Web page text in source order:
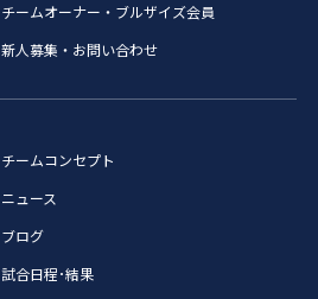
チームオーナー・ブルザイズ会員
新人募集・お問い合わせ
チームコンセプト
ニュース
ブログ
試合日程･結果